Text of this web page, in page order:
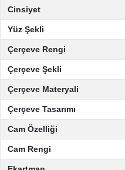
Cinsiyet
Yüz Şekli
Çerçeve Rengi
Çerçeve Şekli
Çerçeve Materyali
Çerçeve Tasarımı
Cam Özelliği
Cam Rengi